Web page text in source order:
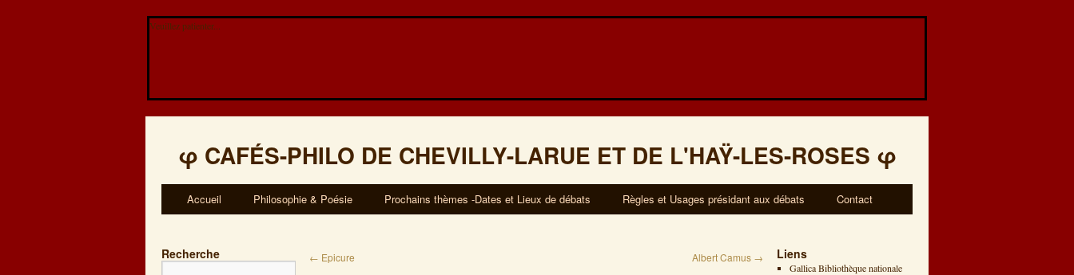
Veuillez patienter...
φ CAFÉS-PHILO DE CHEVILLY-LARUE ET DE L'HAŸ-LES-ROSES φ
Accueil Philosophie & Poésie Prochains thèmes -Dates et Lieux de débats Règles et Usages présidant aux débats Contact
Recherche ← Epicure Albert Camus → Liens
Gallica Bibliothèque nationale